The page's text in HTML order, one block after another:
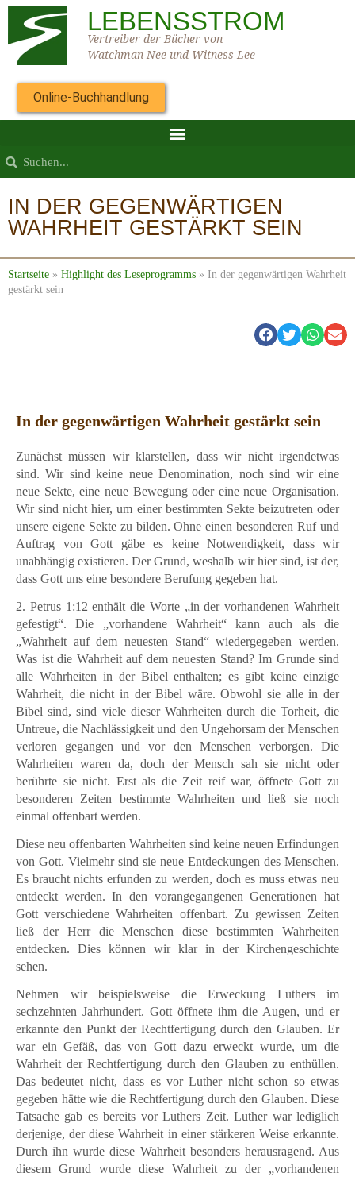
LEBENSSTROM
Vertreiber der Bücher von
Watchman Nee und Witness Lee
Online-Buchhandlung
IN DER GEGENWÄRTIGEN
WAHRHEIT GESTÄRKT SEIN
Startseite » Highlight des Leseprogramms » In der gegenwärtigen Wahrheit
gestärkt sein
In der gegenwärtigen Wahrheit gestärkt sein
Zunächst müssen wir klarstellen, dass wir nicht irgendetwas
sind. Wir sind keine neue Denomination, noch sind wir eine
neue Sekte, eine neue Bewegung oder eine neue Organisation.
Wir sind nicht hier, um einer bestimmten Sekte beizutreten oder
unsere eigene Sekte zu bilden. Ohne einen besonderen Ruf und
Auftrag von Gott gäbe es keine Notwendigkeit, dass wir
unabhängig existieren. Der Grund, weshalb wir hier sind, ist der,
dass Gott uns eine besondere Berufung gegeben hat.
2. Petrus 1:12 enthält die Worte „in der vorhandenen Wahrheit
gefestigt“. Die „vorhandene Wahrheit“ kann auch als die
„Wahrheit auf dem neuesten Stand“ wiedergegeben werden.
Was ist die Wahrheit auf dem neuesten Stand? Im Grunde sind
alle Wahrheiten in der Bibel enthalten; es gibt keine einzige
Wahrheit, die nicht in der Bibel wäre. Obwohl sie alle in der
Bibel sind, sind viele dieser Wahrheiten durch die Torheit, die
Untreue, die Nachlässigkeit und den Ungehorsam der Menschen
verloren gegangen und vor den Menschen verborgen. Die
Wahrheiten waren da, doch der Mensch sah sie nicht oder
berührte sie nicht. Erst als die Zeit reif war, öffnete Gott zu
besonderen Zeiten bestimmte Wahrheiten und ließ sie noch
einmal offenbart werden.
Diese neu offenbarten Wahrheiten sind keine neuen Erfindungen
von Gott. Vielmehr sind sie neue Entdeckungen des Menschen.
Es braucht nichts erfunden zu werden, doch es muss etwas neu
entdeckt werden. In den vorangegangenen Generationen hat
Gott verschiedene Wahrheiten offenbart. Zu gewissen Zeiten
ließ der Herr die Menschen diese bestimmten Wahrheiten
entdecken. Dies können wir klar in der Kirchengeschichte
sehen.
Nehmen wir beispielsweise die Erweckung Luthers im
sechzehnten Jahrhundert. Gott öffnete ihm die Augen, und er
erkannte den Punkt der Rechtfertigung durch den Glauben. Er
war ein Gefäß, das von Gott dazu erweckt wurde, um die
Wahrheit der Rechtfertigung durch den Glauben zu enthüllen.
Das bedeutet nicht, dass es vor Luther nicht schon so etwas
gegeben hätte wie die Rechtfertigung durch den Glauben. Diese
Tatsache gab es bereits vor Luthers Zeit. Luther war lediglich
derjenige, der diese Wahrheit in einer stärkeren Weise erkannte.
Durch ihn wurde diese Wahrheit besonders herausragend. Aus
diesem Grund wurde diese Wahrheit zu der „vorhandenen